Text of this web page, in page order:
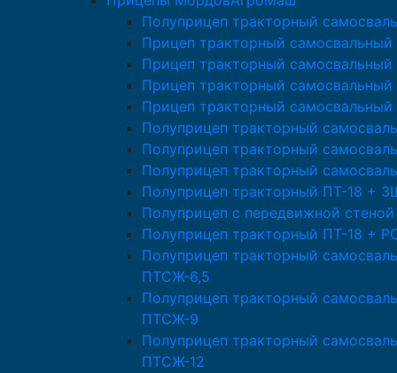
Полуприцеп тракторный
Прицеп тракторный
Прицеп тракторный
Прицеп тракторный
Прицеп тракторный
Полуприцеп тракторный
Полуприцеп тракторный
Полуприцеп тракторный
Полуприцеп тракторный ПТ-18 +
Полуприцеп с передвижной
Полуприцеп тракторный ПТ-18 +
Полуприцеп тракторный
ПТСЖ-6,5
Полуприцеп тракторный
ПТСЖ-9
Полуприцеп тракторный
ПТСЖ-12